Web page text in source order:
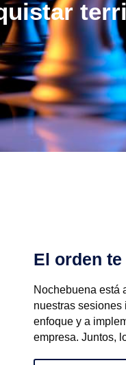
El orden
Nochebuena está
nuestras sesiones
enfoque y a
empresa. Juntos,